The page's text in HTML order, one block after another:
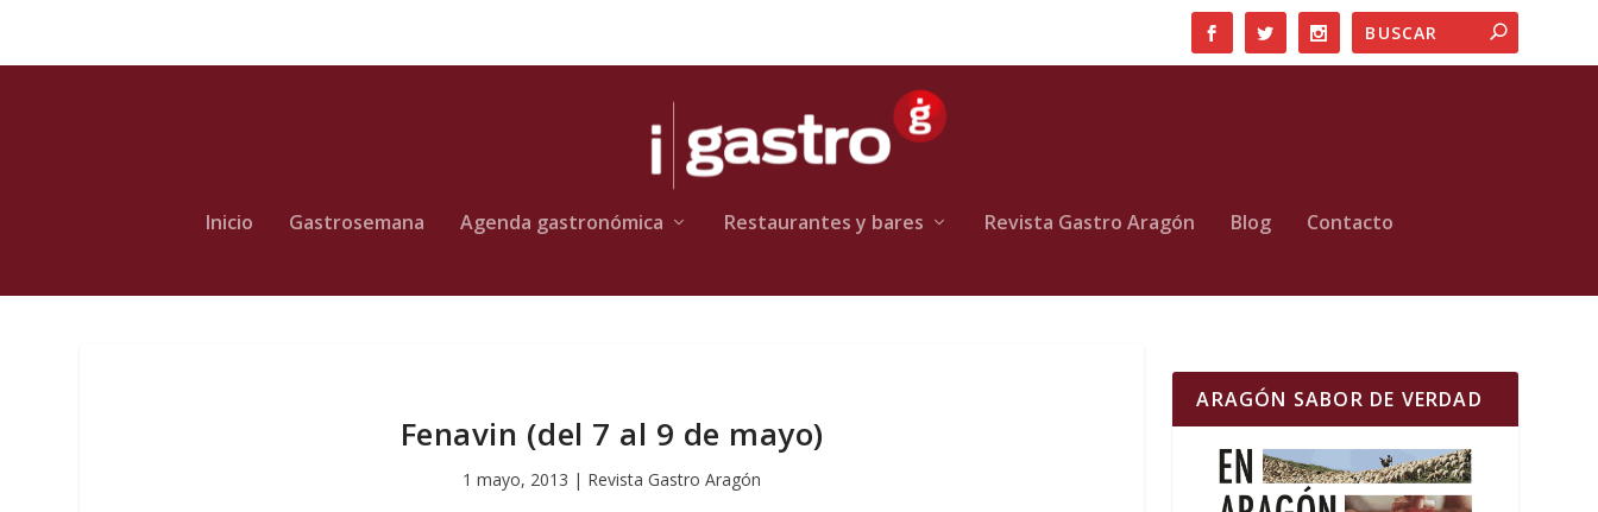
Inicio Gastrosemana Agenda gastronómica Restaurantes y bares Revista Gastro Aragón Blog Contacto
Fenavin (del 7 al 9 de mayo)
1 mayo, 2013 | Revista Gastro Aragón
ARAGÓN SABOR DE VERDAD